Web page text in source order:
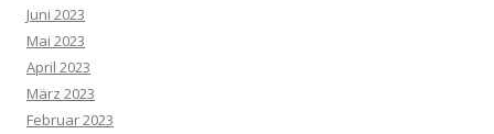
Juni 2023
Mai 2023
April 2023
März 2023
Februar 2023